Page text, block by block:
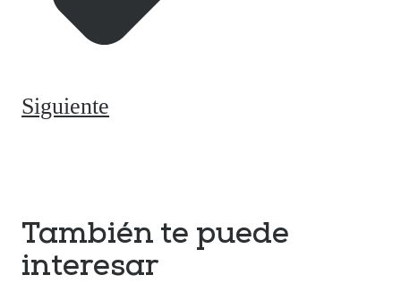
Siguiente
También te puede
interesar